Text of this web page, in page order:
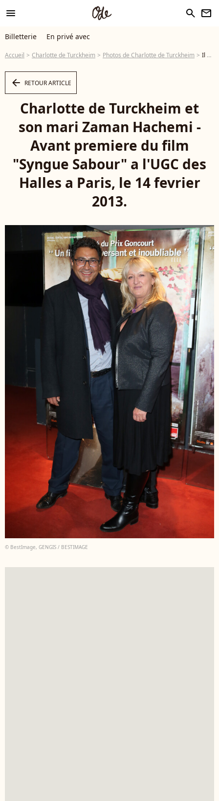
menu search newsletter
Billetterie En privé avec
Accueil Charlotte de Turckheim Photos de Charlotte de Turckheim Il a fui l'Afghanistan dans les années 1980, durant l'occupation Russe. Charlotte de Turckheim et son mari Zaman Hachemi - Avant premiere du film "Syngue Sabour" a l'UGC des Halles a Paris, le 14 fevrier 2013. - Photo
arrow_left RETOUR ARTICLE
Charlotte de Turckheim et
son mari Zaman Hachemi -
Avant premiere du film
"Syngue Sabour" a l'UGC des
Halles a Paris, le 14 fevrier
2013.
© BestImage, GENGIS / BESTIMAGE